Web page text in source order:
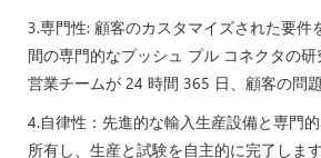
3.専門性: 顧客のカスタマイズされた要件
間の専門的なプッシュ プル コネクタの
営業チームが 24 時間 365 日、顧客の問
4.自律性：先進的な輸入生産設備と専門
所有し、生産と試験を自主的に完了します